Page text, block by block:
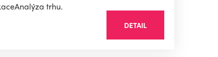
trhu.
DETAIL